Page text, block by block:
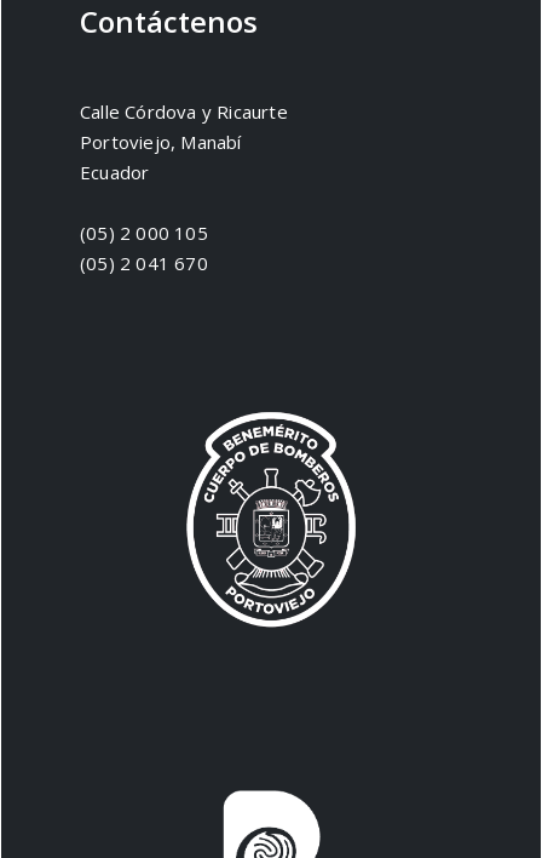
Contáctenos
Calle Córdova y Ricaurte
Portoviejo, Manabí
Ecuador
(05) 2 000 105
(05) 2 041 670